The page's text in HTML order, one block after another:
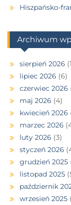
Hiszpańsko-
Archiwum
sierpień 2026
lipiec 2026 (6)
czerwiec 2026
maj 2026 (4)
kwiecień 2026
marzec 2026
luty 2026 (3)
styczeń 2026
grudzień 2025
listopad 2025
październik
wrzesień 2025